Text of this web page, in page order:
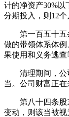
计的净资产30%
分期投入，则12个
第一百五十五
做的带领体系体
果使用和义务逃查
清理期间，公
当。公司财富正在
第八十四条股
变动，则该当被